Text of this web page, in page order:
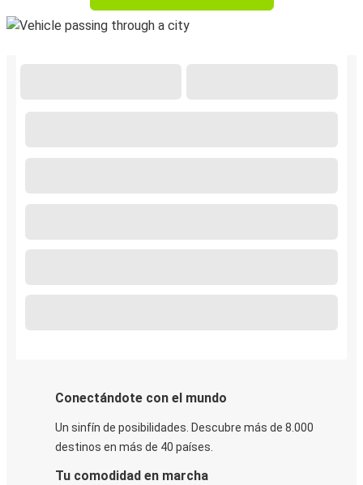
Conectándote con el mundo
Un sinfín de posibilidades. Descubre más de 8.000
destinos en más de 40 países.
Tu comodidad en marcha